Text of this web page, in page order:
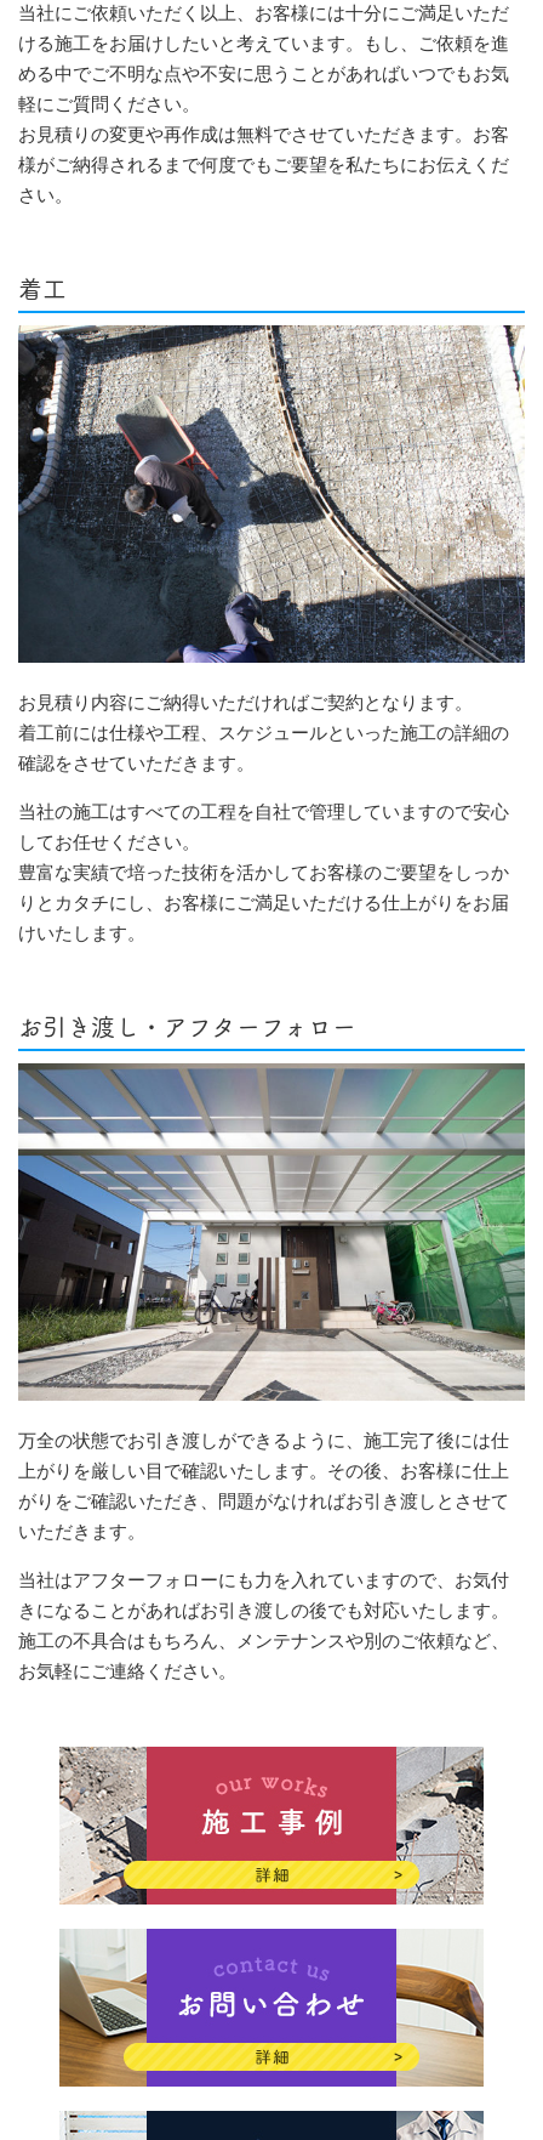
当社にご依頼いただく以上、お客様には十分にご満足いただ
ける施工をお届けしたいと考えています。もし、ご依頼を進
める中でご不明な点や不安に思うことがあればいつでもお気
軽にご質問ください。
お見積りの変更や再作成は無料でさせていただきます。お客
様がご納得されるまで何度でもご要望を私たちにお伝えくだ
さい。
着工
お見積り内容にご納得いただければご契約となります。
着工前には仕様や工程、スケジュールといった施工の詳細の
確認をさせていただきます。
当社の施工はすべての工程を自社で管理していますので安心
してお任せください。
豊富な実績で培った技術を活かしてお客様のご要望をしっか
りとカタチにし、お客様にご満足いただける仕上がりをお届
けいたします。
お引き渡し・アフターフォロー
万全の状態でお引き渡しができるように、施工完了後には仕
上がりを厳しい目で確認いたします。その後、お客様に仕上
がりをご確認いただき、問題がなければお引き渡しとさせて
いただきます。
当社はアフターフォローにも力を入れていますので、お気付
きになることがあればお引き渡しの後でも対応いたします。
施工の不具合はもちろん、メンテナンスや別のご依頼など、
お気軽にご連絡ください。